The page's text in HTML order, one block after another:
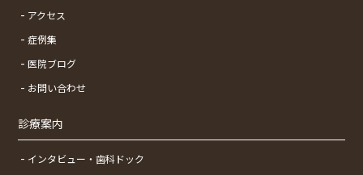
アクセス
症例集
医院ブログ
お問い合わせ
診療案内
インタビュー・歯科ドック